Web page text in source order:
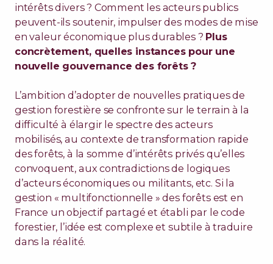
intérêts divers ? Comment les acteurs publics
peuvent-ils soutenir, impulser des modes de mise
en valeur économique plus durables ? Plus
concrètement, quelles instances pour une
nouvelle gouvernance des forêts ?
L’ambition d’adopter de nouvelles pratiques de
gestion forestière se confronte sur le terrain à la
difficulté à élargir le spectre des acteurs
mobilisés, au contexte de transformation rapide
des forêts, à la somme d’intérêts privés qu’elles
convoquent, aux contradictions de logiques
d’acteurs économiques ou militants, etc. Si la
gestion « multifonctionnelle » des forêts est en
France un objectif partagé et établi par le code
forestier, l’idée est complexe et subtile à traduire
dans la réalité.